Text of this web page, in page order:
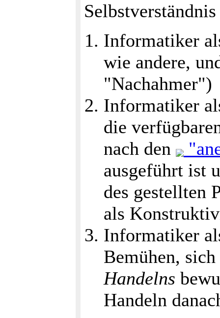
Informatiker
wie andere,
"Nachahmer")
Informatiker
die
nach den
ausgeführt ist
des gestellten
als
Informatiker
Bemühen,
Handelns
Handeln